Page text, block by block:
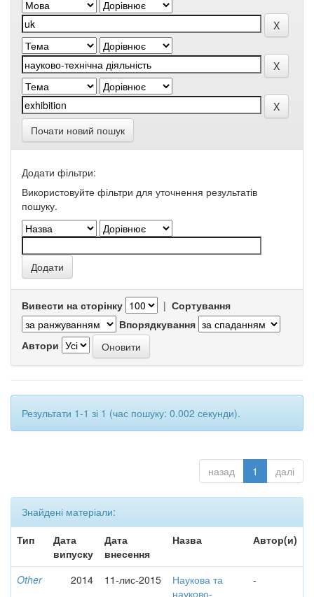
Почати новий пошук
Додати фільтри:
Використовуйте фільтри для уточнення результатів
пошуку.
Вивести на сторінку | Сортування
Впорядкування
Автори
Результати 1-1 зі 1 (час пошуку: 0.002 секунди).
назад 1 далі
Знайдені матеріали:
Тип
Дата
випуску
Дата
внесення
Назва Автор(и)
Other 2014 11-лис-2015
Наукова та
науково-
-